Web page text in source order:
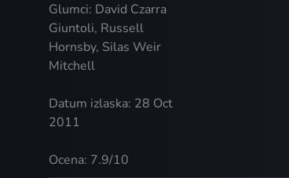
Glumci: David Czarra
Giuntoli, Russell
Hornsby, Silas Weir
Mitchell
Datum izlaska: 28 Oct
2011
Ocena: 7.9/10